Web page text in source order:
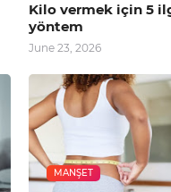
Kilo vermek için 5
yöntem
June 23, 2026
MANŞET